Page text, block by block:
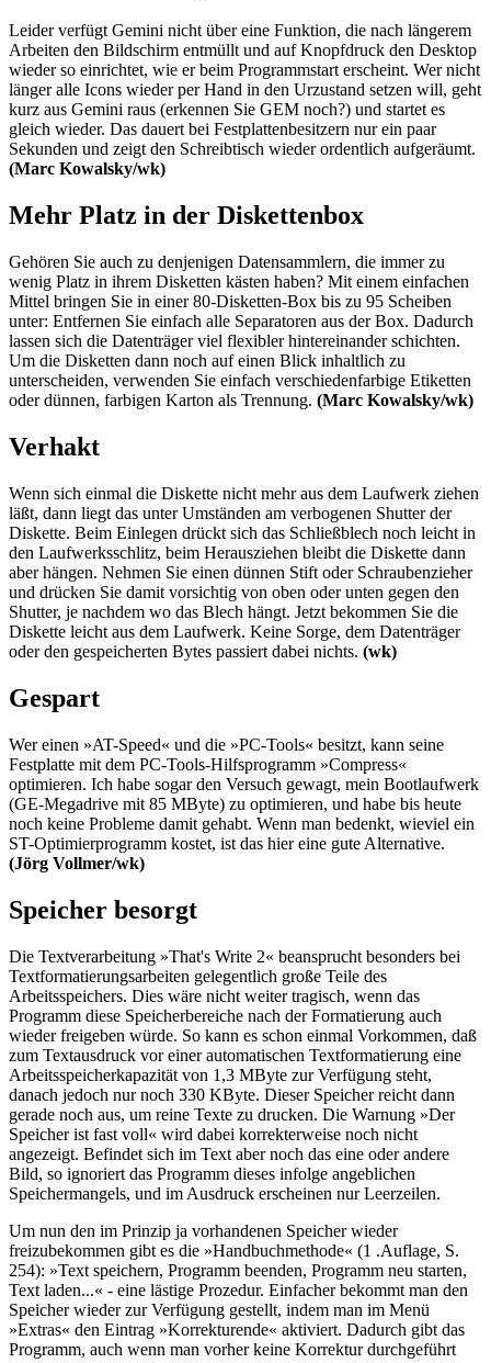
Leider verfügt Gemini nicht über eine Funktion, die nach längerem
Arbeiten den Bildschirm entmüllt und auf Knopfdruck den Desktop
wieder so einrichtet, wie er beim Programmstart erscheint. Wer nicht
länger alle Icons wieder per Hand in den Urzustand setzen will, geht
kurz aus Gemini raus (erkennen Sie GEM noch?) und startet es
gleich wieder. Das dauert bei Festplattenbesitzern nur ein paar
Sekunden und zeigt den Schreibtisch wieder ordentlich aufgeräumt.
(Marc Kowalsky/wk)
Mehr Platz in der Diskettenbox
Gehören Sie auch zu denjenigen Datensammlern, die immer zu
wenig Platz in ihrem Disketten kästen haben? Mit einem einfachen
Mittel bringen Sie in einer 80-Disketten-Box bis zu 95 Scheiben
unter: Entfernen Sie einfach alle Separatoren aus der Box. Dadurch
lassen sich die Datenträger viel flexibler hintereinander schichten.
Um die Disketten dann noch auf einen Blick inhaltlich zu
unterscheiden, verwenden Sie einfach verschiedenfarbige Etiketten
oder dünnen, farbigen Karton als Trennung. (Marc Kowalsky/wk)
Verhakt
Wenn sich einmal die Diskette nicht mehr aus dem Laufwerk ziehen
läßt, dann liegt das unter Umständen am verbogenen Shutter der
Diskette. Beim Einlegen drückt sich das Schließblech noch leicht in
den Laufwerksschlitz, beim Herausziehen bleibt die Diskette dann
aber hängen. Nehmen Sie einen dünnen Stift oder Schraubenzieher
und drücken Sie damit vorsichtig von oben oder unten gegen den
Shutter, je nachdem wo das Blech hängt. Jetzt bekommen Sie die
Diskette leicht aus dem Laufwerk. Keine Sorge, dem Datenträger
oder den gespeicherten Bytes passiert dabei nichts. (wk)
Gespart
Wer einen »AT-Speed« und die »PC-Tools« besitzt, kann seine
Festplatte mit dem PC-Tools-Hilfsprogramm »Compress«
optimieren. Ich habe sogar den Versuch gewagt, mein Bootlaufwerk
(GE-Megadrive mit 85 MByte) zu optimieren, und habe bis heute
noch keine Probleme damit gehabt. Wenn man bedenkt, wieviel ein
ST-Optimierprogramm kostet, ist das hier eine gute Alternative.
(Jörg Vollmer/wk)
Speicher besorgt
Die Textverarbeitung »That's Write 2« beansprucht besonders bei
Textformatierungsarbeiten gelegentlich große Teile des
Arbeitsspeichers. Dies wäre nicht weiter tragisch, wenn das
Programm diese Speicherbereiche nach der Formatierung auch
wieder freigeben würde. So kann es schon einmal Vorkommen, daß
zum Textausdruck vor einer automatischen Textformatierung eine
Arbeitsspeicherkapazität von 1,3 MByte zur Verfügung steht,
danach jedoch nur noch 330 KByte. Dieser Speicher reicht dann
gerade noch aus, um reine Texte zu drucken. Die Warnung »Der
Speicher ist fast voll« wird dabei korrekterweise noch nicht
angezeigt. Befindet sich im Text aber noch das eine oder andere
Bild, so ignoriert das Programm dieses infolge angeblichen
Speichermangels, und im Ausdruck erscheinen nur Leerzeilen.
Um nun den im Prinzip ja vorhandenen Speicher wieder
freizubekommen gibt es die »Handbuchmethode« (1 .Auflage, S.
254): »Text speichern, Programm beenden, Programm neu starten,
Text laden...« - eine lästige Prozedur. Einfacher bekommt man den
Speicher wieder zur Verfügung gestellt, indem man im Menü
»Extras« den Eintrag »Korrekturende« aktiviert. Dadurch gibt das
Programm, auch wenn man vorher keine Korrektur durchgeführt